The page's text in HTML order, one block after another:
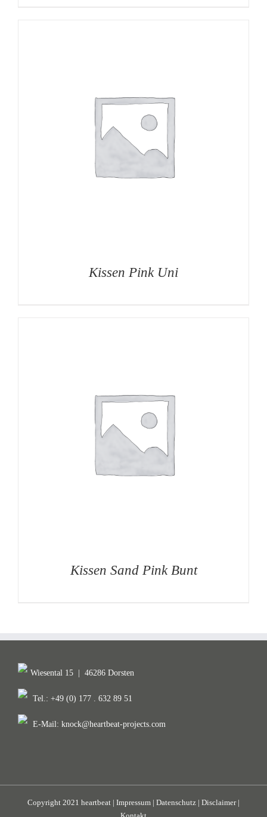
Kissen Pink Uni
Kissen Sand Pink Bunt
Wiesental 15 46286 Dorsten
Tel.: +49 (0) 177 . 632 89 51
E-Mail: knock@heartbeat-projects.com
Copyright 2021 heartbeat | Impressum | Datenschutz | Disclaimer|